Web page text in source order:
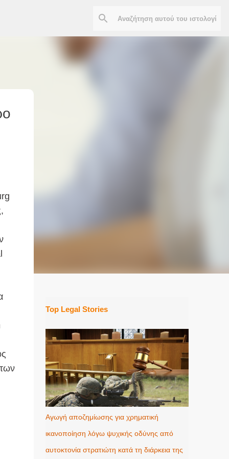
Top Legal Stories
Αγωγή αποζημίωσης για χρηματική
ικανοποίηση λόγω ψυχικής οδύνης από
αυτοκτονία στρατιώτη κατά τη διάρκεια της